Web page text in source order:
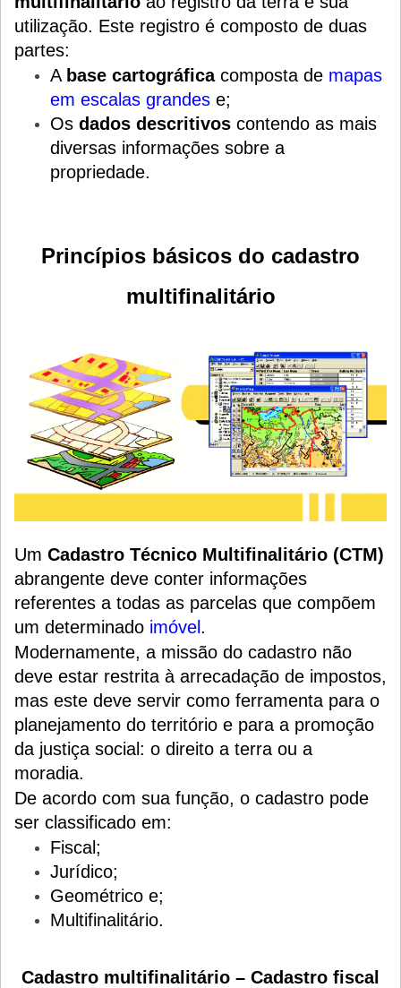
utilização. Este registro é composto de duas
partes:
A base cartográficacomposta de mapas
em escalas grandes e;
Os dados descritivos contendo as mais
diversas informações sobre a
propriedade.
Princípios básicos do cadastro
multifinalitário
Um Cadastro Técnico Multifinalitário (CTM)
abrangente deve conter informações
referentes a todas as parcelas que compõem
um determinado imóvel .
Modernamente, a missão do cadastro não
deve estar restrita à arrecadação de impostos,
mas este deve servir como ferramenta para o
planejamento do território e para a promoção
da justiça social: o direito a terra ou a
moradia.
De acordo com sua função, o cadastro pode
ser classificado em:
Fiscal;
Jurídico;
Geométrico e;
Multifinalitário.
Cadastro multifinalitário – Cadastro fiscal